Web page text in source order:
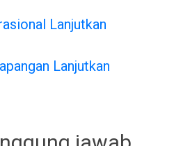
Lanjutkan
Lanjutkan